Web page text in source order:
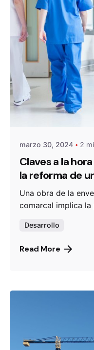
Posted by
admin
marzo 30, 2024 2
Claves a la
la reforma de
Una obra de la
comarcal implica la
Desarrollo
Read More